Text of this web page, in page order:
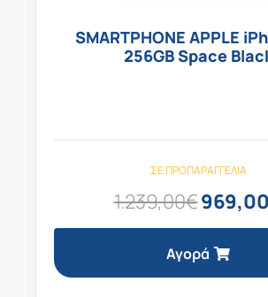
SMARTPHONE APPLE
256GB Space
ΣΕ ΠΡΟΠΑΡΑΓΓΕΛΊΑ
1.239,00€969,00
Αγορά